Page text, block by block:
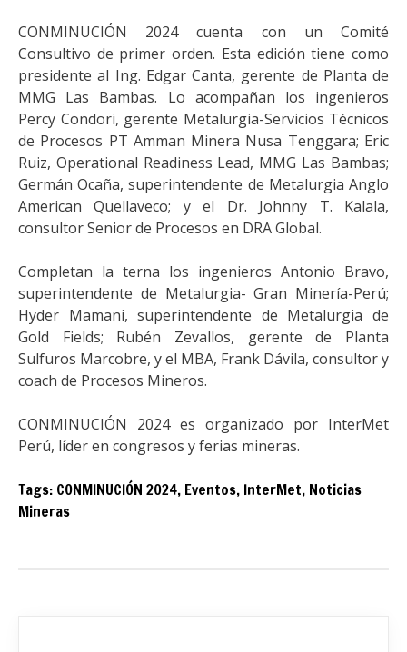
CONMINUCIÓN 2024 cuenta con un Comité
Consultivo de primer orden. Esta edición tiene como
presidente al Ing. Edgar Canta, gerente de Planta de
MMG Las Bambas. Lo acompañan los ingenieros
Percy Condori, gerente Metalurgia-Servicios Técnicos
de Procesos PT Amman Minera Nusa Tenggara; Eric
Ruiz, Operational Readiness Lead, MMG Las Bambas;
Germán Ocaña, superintendente de Metalurgia Anglo
American Quellaveco; y el Dr. Johnny T. Kalala,
consultor Senior de Procesos en DRA Global.
Completan la terna los ingenieros Antonio Bravo,
superintendente de Metalurgia- Gran Minería-Perú;
Hyder Mamani, superintendente de Metalurgia de
Gold Fields; Rubén Zevallos, gerente de Planta
Sulfuros Marcobre, y el MBA, Frank Dávila, consultor y
coach de Procesos Mineros.
CONMINUCIÓN 2024 es organizado por InterMet
Perú, líder en congresos y ferias mineras.
Tags: CONMINUCIÓN 2024, Eventos, InterMet, Noticias
Mineras